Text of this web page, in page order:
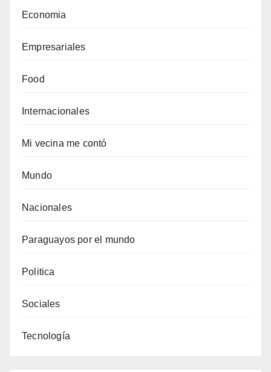
Economia
Empresariales
Food
Internacionales
Mi vecina me contó
Mundo
Nacionales
Paraguayos por el mundo
Politica
Sociales
Tecnología